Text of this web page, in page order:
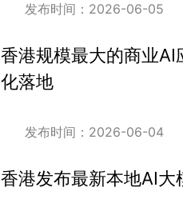
发布时间：2026-06-05
香港规模最大的商业
化落地
发布时间：2026-06-04
香港发布最新本地AI大